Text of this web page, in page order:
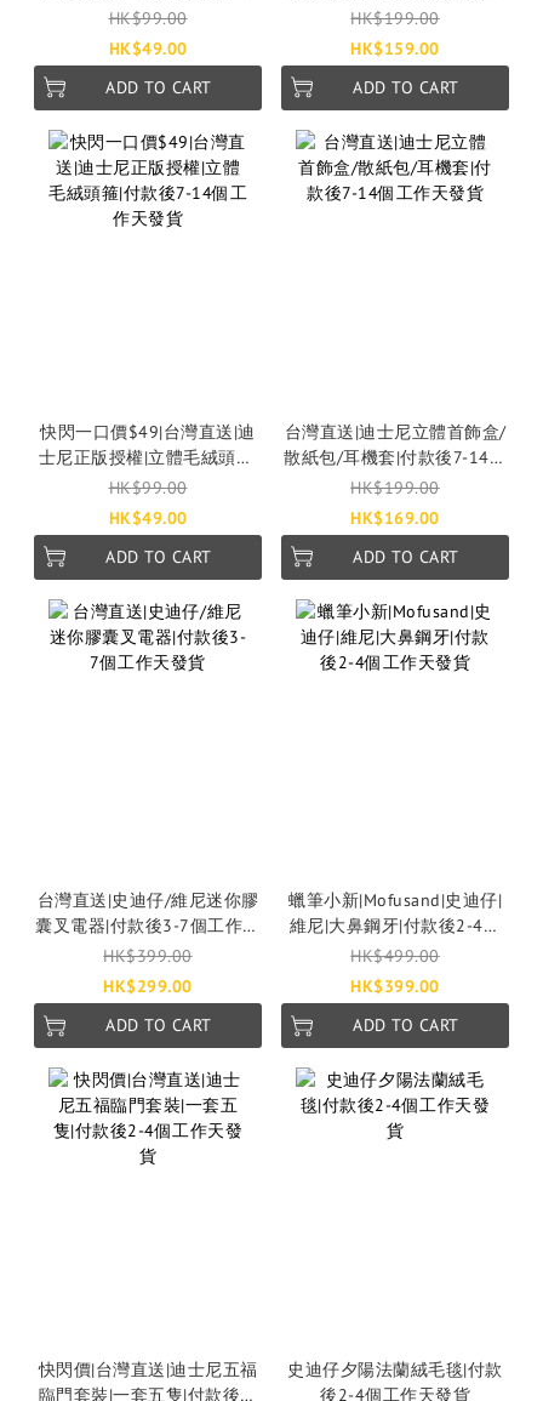
匙圈｜情侶禮物｜付款後3-7
個工作天發貨
HK$99.00
HK$49.00
ADD TO CART
後7-21個工作天發貨
HK$199.00
HK$159.00
ADD TO CART
快閃一口價$49|台灣直送|迪
士尼正版授權|立體毛絨頭箍|
付款後7-14個工作天發貨
HK$99.00
HK$49.00
ADD TO CART
台灣直送|迪士尼立體首飾盒/
散紙包/耳機套|付款後7-14個
工作天發貨
HK$199.00
HK$169.00
ADD TO CART
台灣直送|史迪仔/維尼迷你膠
囊叉電器|付款後3-7個工作天
發貨
HK$399.00
HK$299.00
ADD TO CART
蠟筆小新|Mofusand|史迪仔|
維尼|大鼻鋼牙|付款後2-4個
工作天發貨
HK$499.00
HK$399.00
ADD TO CART
快閃價|台灣直送|迪士尼五福
臨門套裝|一套五隻|付款後2-
史迪仔夕陽法蘭絨毛毯|付款
後2-4個工作天發貨